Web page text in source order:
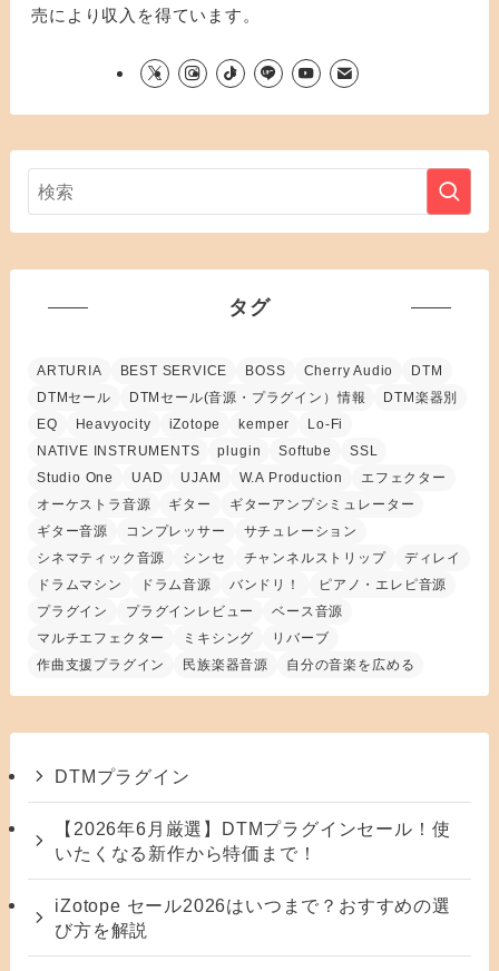
売により収入を得ています。
タグ
ARTURIA BEST SERVICE BOSS Cherry Audio
DTM
DTMセール
DTMセール(音源・プラグイン）情報
DTM楽器別
EQ
Heavyocity iZotope kemper
Lo-Fi
NATIVE INSTRUMENTS
plugin Softube
SSL
Studio One
UAD UJAM W.A Production
エフェクター
オーケストラ音源
ギター
ギターアンプシミュレーター
ギター音源
コンプレッサー
サチュレーション
シネマティック音源
シンセ チャンネルストリップ
ディレイ
ドラムマシン
ドラム音源 バンドリ！
ピアノ・エレピ音源
プラグイン
プラグインレビュー
ベース音源
マルチエフェクター
ミキシング
リバーブ
作曲支援プラグイン
民族楽器音源 自分の音楽を広める
DTMプラグイン
【2026年6月厳選】DTMプラグインセール！使
いたくなる新作から特価まで！
iZotope セール2026はいつまで？おすすめの選
び方を解説